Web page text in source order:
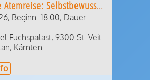
Geführte Atemreise: Selbstbewusst zu neuer Kraft
Beginn: 18:00, Dauer:
Fuchspalast, 9300 St. Veit
, Kärnten